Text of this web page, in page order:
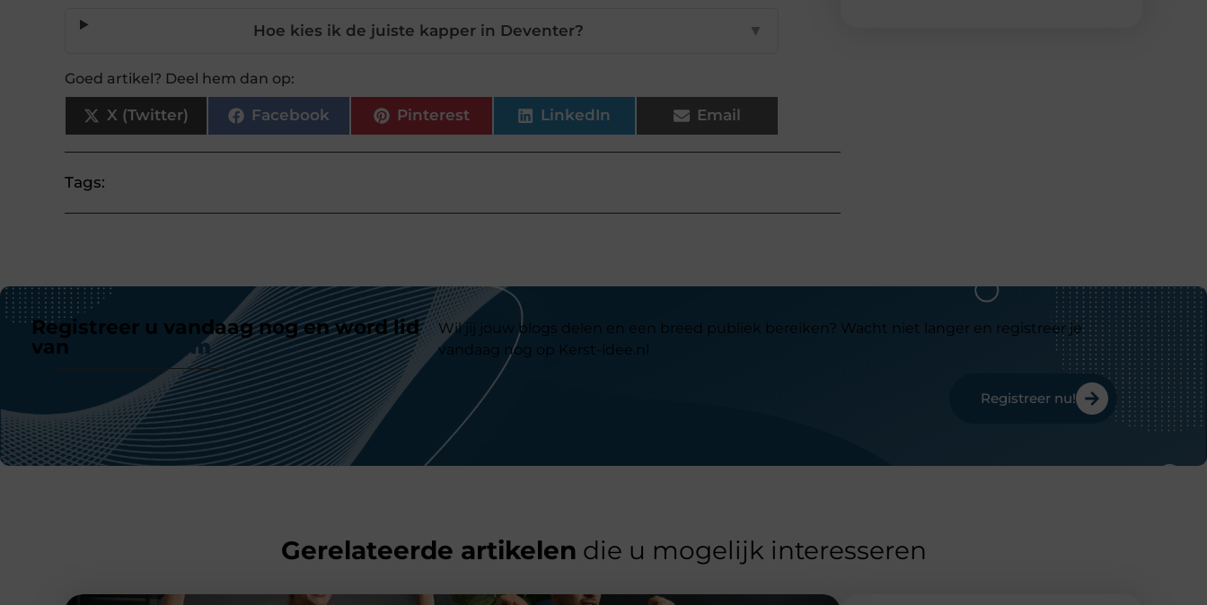
Hoe kies ik de juiste kapper in Deventer? ▼
Goed artikel? Deel hem dan op:
X (Twitter) Facebook Pinterest LinkedIn Email
Tags:
Registreer u vandaag nog en word lid
van
ons platform
Wil jij jouw blogs delen en een breed publiek bereiken? Wacht niet langer en registreer je
vandaag nog op Kerst-idee.nl
Registreer nu!
Gerelateerde artikelen die u mogelijk interesseren